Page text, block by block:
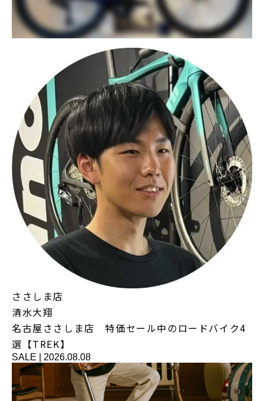
ささしま店
清水大翔
名古屋ささしま店 特価セール中のロードバイク4
選【TREK】
SALE 2026.08.08